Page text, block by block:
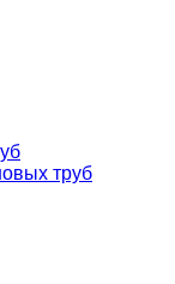
труб